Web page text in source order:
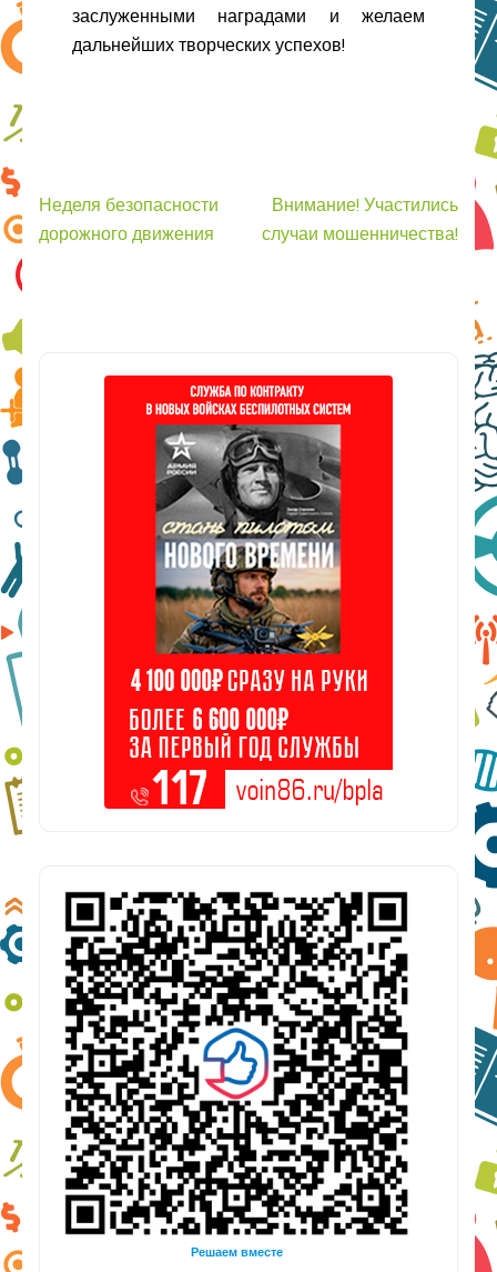
заслуженными наградами и желаем
дальнейших творческих успехов!
Навигация
по
Неделя безопасности
дорожного движения
Внимание! Участились
случаи мошенничества!
Решаем вместе